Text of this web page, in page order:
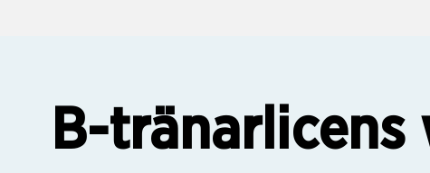
B-tränarlicens